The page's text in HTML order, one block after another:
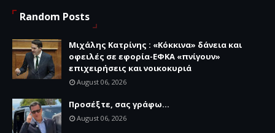
Random Posts
Μιχάλης Κατρίνης : «Κόκκινα» δάνεια και
οφειλές σε εφορία-ΕΦΚΑ «πνίγουν»
επιχειρήσεις και νοικοκυριά
August 06, 2026
Προσέξτε, σας γράφω...
August 06, 2026